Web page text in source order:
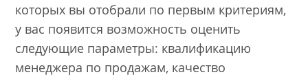
которых вы отобрали по первым критериям,
у вас появится возможность оценить
следующие параметры: квалификацию
менеджера по продажам, качество